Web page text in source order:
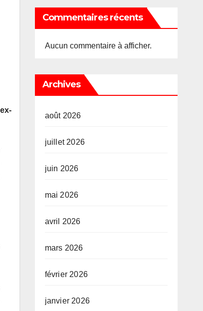
Commentaires récents
Aucun commentaire à afficher.
Archives
août 2026
juillet 2026
juin 2026
mai 2026
avril 2026
mars 2026
février 2026
janvier 2026